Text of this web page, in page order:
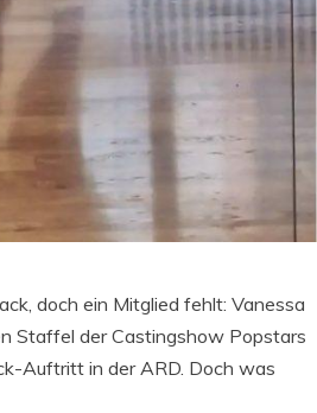
doch ein Mitglied fehlt: Vanessa
Staffel der Castingshow Popstars
Auftritt in der ARD. Doch was